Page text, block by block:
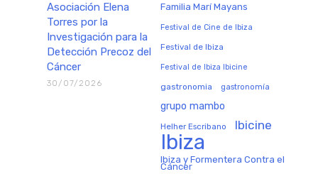
Asociación Elena
Torres por la
Investigación para la
Detección Precoz del
Cáncer
30/07/2026
Familia Marí Mayans
Festival de Cine de Ibiza
Festival de Ibiza
Festival de Ibiza Ibicine
gastronomia gastronomía
grupo mambo
Helher Escribano Ibicine
Ibiza
Ibiza y Formentera Contra el
Cáncer